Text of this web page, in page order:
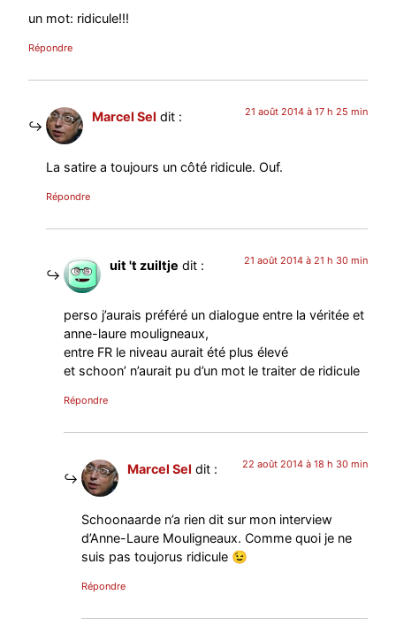
un mot: ridicule!!!
Répondre
Marcel Sel dit : 21 août 2014 à 17 h 25 min
La satire a toujours un côté ridicule. Ouf.
Répondre
uit 't zuiltje dit : 21 août 2014 à 21 h 30 min
perso j’aurais préféré un dialogue entre la véritée et
anne-laure mouligneaux,
entre FR le niveau aurait été plus élevé
et schoon’ n’aurait pu d’un mot le traiter de ridicule
Répondre
Marcel Sel dit : 22 août 2014 à 18 h 30 min
Schoonaarde n’a rien dit sur mon interview
d’Anne-Laure Mouligneaux. Comme quoi je ne
suis pas toujorus ridicule 😉
Répondre